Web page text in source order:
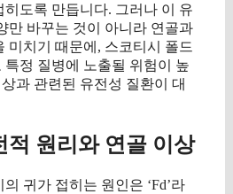
도록 만듭니다. 그러나 이 유
만 바꾸는 것이 아니라 연골과
미치기 때문에, 스코티시 폴드
특정 질병에 노출될 위험이 높
과 관련된 유전성 질환이 대
적 원리와 연골 이상
귀가 접히는 원인은 ‘Fd’라